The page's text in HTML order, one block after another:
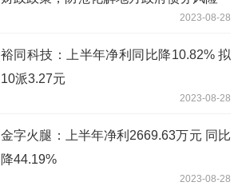
2023-08-28
裕同科技：上半年净利同比降10.82% 拟
10派3.27元
2023-08-28
金字火腿：上半年净利2669.63万元 同比
降44.19%
2023-08-28